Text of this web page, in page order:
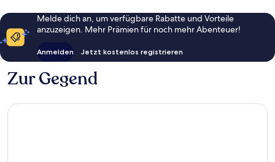
Melde dich an, um verfügbare Rabatte und Vorteile
anzuzeigen. Mehr Prämien für noch mehr Abenteuer!
Anmelden Jetzt kostenlos registrieren
Zur Gegend